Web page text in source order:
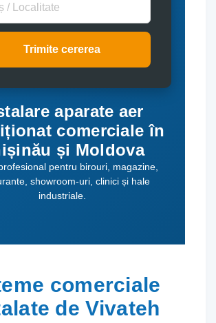
Trimite cererea
aparate aer
comerciale în
și Moldova
pentru birouri, magazine,
showroom-uri, clinici și hale
industriale.
comerciale
de Vivateh